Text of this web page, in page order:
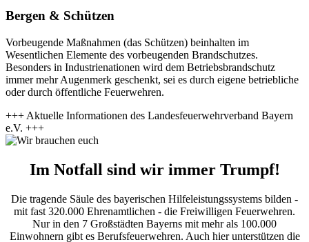
Bergen & Schützen
Vorbeugende Maßnahmen (das Schützen) beinhalten im
Wesentlichen Elemente des vorbeugenden Brandschutzes.
Besonders in Industrienationen wird dem Betriebsbrandschutz
immer mehr Augenmerk geschenkt, sei es durch eigene betriebliche
oder durch öffentliche Feuerwehren.
+++ Aktuelle Informationen des Landesfeuerwehrverband Bayern
e.V. +++
Im Notfall sind wir immer Trumpf!
Die tragende Säule des bayerischen Hilfeleistungssystems bilden -
mit fast 320.000 Ehrenamtlichen - die Freiwilligen Feuerwehren.
Nur in den 7 Großstädten Bayerns mit mehr als 100.000
Einwohnern gibt es Berufsfeuerwehren. Auch hier unterstützen die